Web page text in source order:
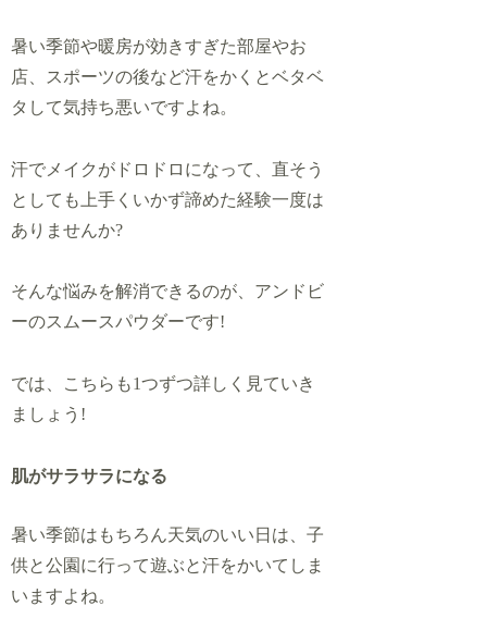
暑い季節や暖房が効きすぎた部屋やお
店、スポーツの後など汗をかくとベタベ
タして気持ち悪いですよね。
汗でメイクがドロドロになって、直そう
としても上手くいかず諦めた経験一度は
ありませんか?
そんな悩みを解消できるのが、アンドビ
ーのスムースパウダーです!
では、こちらも1つずつ詳しく見ていき
ましょう!
肌がサラサラになる
暑い季節はもちろん天気のいい日は、子
供と公園に行って遊ぶと汗をかいてしま
いますよね。